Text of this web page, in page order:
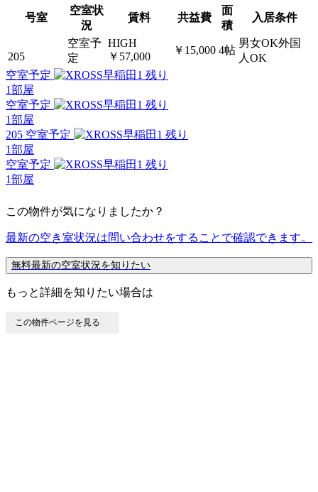
号室
空室状
況
賃料 共益費
面
積
入居条件
205
空室予
定
HIGH
￥57,000
￥15,000 4帖
男女OK外国
人OK
空室予定
残り
1部屋
空室予定
残り
1部屋
205 空室予定
残り
1部屋
空室予定
残り
1部屋
この物件が気になりましたか？
最新の空き室状況は問い合わせをすることで確認できます。
無料最新の空室状況を知りたい
もっと詳細を知りたい場合は
この物件ページを見る